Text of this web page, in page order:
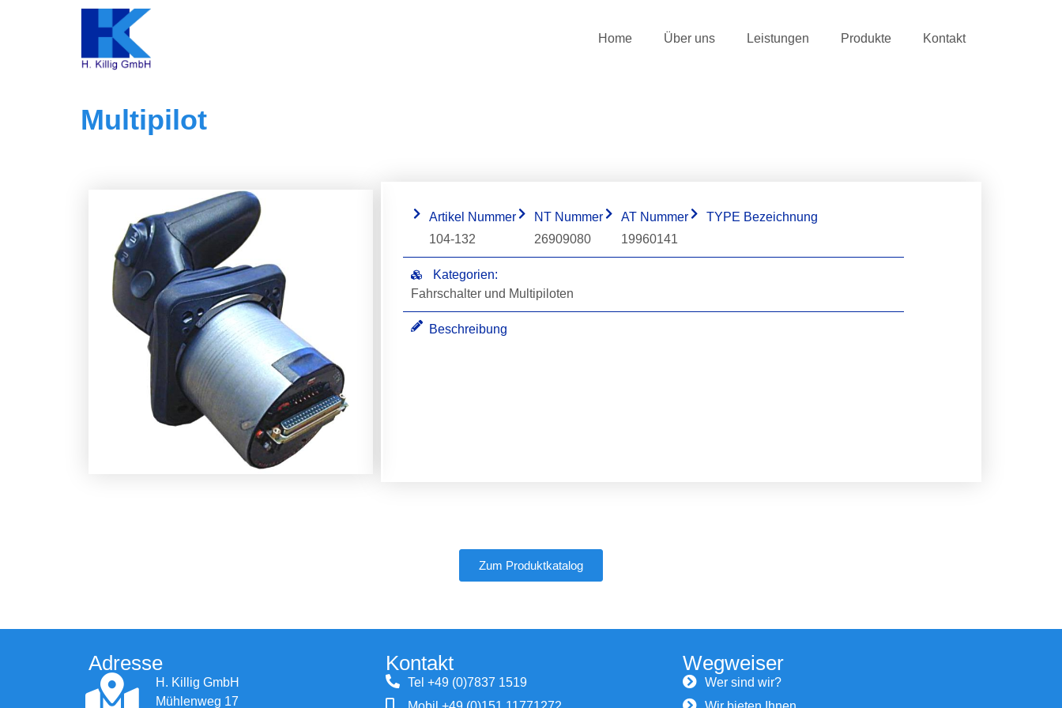
Home Über uns Leistungen Produkte Kontakt
Multipilot
Artikel Nummer
104-132
NT Nummer
26909080
AT Nummer
19960141
TYPE Bezeichnung
Kategorien:
Fahrschalter und Multipiloten
Beschreibung
Zum Produktkatalog
Adresse
H. Killig GmbH
Mühlenweg 17
Kontakt
Tel +49 (0)7837 1519
Wegweiser
Wer sind wir?